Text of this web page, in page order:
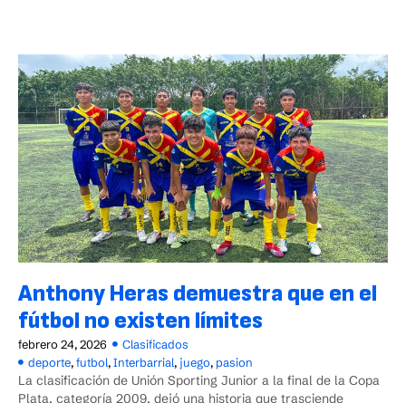
Anthony Heras demuestra que en el
fútbol no existen límites
febrero 24, 2026
Clasificados
deporte,futbol,Interbarrial, juego, pasion
La clasificación de Unión Sporting Junior a la final de la Copa
Plata, categoría 2009, dejó una historia que trasciende